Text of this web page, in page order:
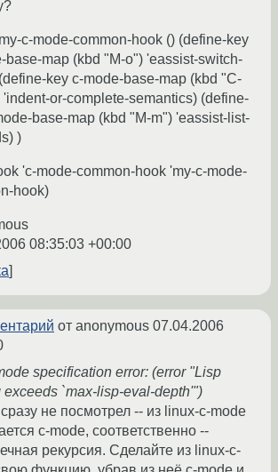
c-mode-common-hook () (define-key
base-map (kbd "M-o") 'eassist-switch-
key c-mode-base-map (kbd "C-
'indent-or-complete-semantics) (define-
base-map (kbd "M-m") 'eassist-list-
)
'c-mode-common-hook 'my-c-mode-
hook)
08:35:03 +00:00
от anonymous 07.04.2006
specification error: (error "Lisp
exceeds `max-lisp-eval-depth'")
не посмотрел -- из linux-c-mode
c-mode, соответственно --
рекурсия. Сделайте из linux-c-